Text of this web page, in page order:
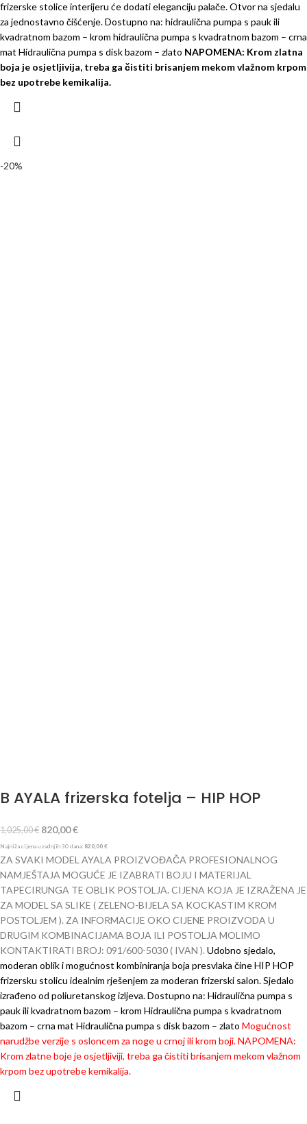
frizerske stolice interijeru će dodati eleganciju palače.Otvor na sjedalu
za jednostavno čišćenje.Dostupno na: hidraulična pumpa s pauk ili
kvadratnom bazom – krom hidraulična pumpa s kvadratnom bazom – crna
mat Hidraulična pumpa s disk bazom – zlato NAPOMENA: Krom zlatna
boja je osjetljivija, treba ga čistiti brisanjem mekom vlažnom krpom
bez upotrebe kemikalija.
-20%
B AYALA frizerska fotelja – HIP HOP
1,025,00€ 820,00€
Najniža cijena u zadnjih 30 dana: 820,00 €
ZA SVAKI MODEL AYALA PROIZVOĐAČA PROFESIONALNOG
NAMJEŠTAJA MOGUĆE JE IZABRATI BOJU I MATERIJAL
TAPECIRUNGA TE OBLIK POSTOLJA. CIJENA KOJA JE IZRAŽENA JE
ZA MODEL SA SLIKE ( ZELENO-BIJELA SA KOCKASTIM KROM
POSTOLJEM ). ZA INFORMACIJE OKO CIJENE PROIZVODA U
DRUGIM KOMBINACIJAMA BOJA ILI POSTOLJA MOLIMO
KONTAKTIRATI BROJ: 091/600-5030 ( IVAN ). Udobno sjedalo,
moderan oblik i mogućnost kombiniranja boja presvlaka čine HIP HOP
frizersku stolicu idealnim rješenjem za moderan frizerski salon.Sjedalo
izrađeno od poliuretanskog izljeva.Dostupno na: Hidraulična pumpa s
pauk ili kvadratnom bazom – krom Hidraulična pumpa s kvadratnom
bazom – crna mat Hidraulična pumpa s disk bazom – zlato Mogućnost
narudžbe verzije s osloncem za noge u crnoj ili krom boji.NAPOMENA:
Krom zlatne boje je osjetljiviji, treba ga čistiti brisanjem mekom vlažnom
krpom bez upotrebe kemikalija.